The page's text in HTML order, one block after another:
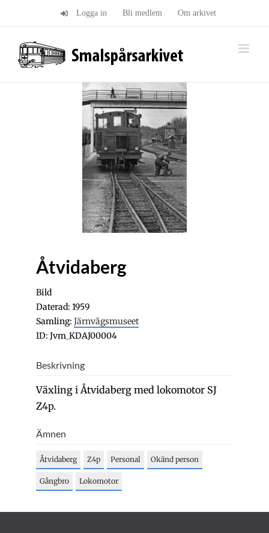
Logga in Bli medlem Om arkivet
Åtvidaberg
Bild
Daterad: 1959
Samling: Järnvägsmuseet
ID: Jvm_KDAJ00004
Beskrivning
Växling i Åtvidaberg med lokomotor SJ
Z4p.
Ämnen
Åtvidaberg Z4p Personal Okänd person
Gångbro Lokomotor